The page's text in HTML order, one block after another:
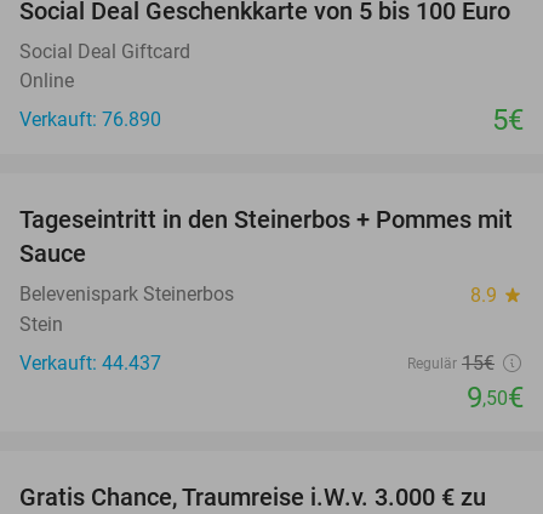
Social Deal Geschenkkarte von 5 bis 100 Euro
Social Deal Giftcard
Online
Verkauft: 76.890
5€
37%
Tageseintritt in den Steinerbos + Pommes mit
Sauce
Belevenispark Steinerbos 8.9 star
Stein
Verkauft: 44.437
Regulär 15€
9,50€
Gratis Chance, Traumreise i.W.v. 3.000 € zu